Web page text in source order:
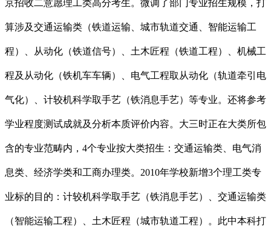
京招收二意愿理工类高分考生。微调了部门专业招生规模，打
算涉及交通运输类（铁道运输、城市轨道交通、智能运输工
程）、从动化（铁道信号）、土木匠程（铁道工程）、机械工
程及从动化（铁机车车辆）、电气工程取从动化（轨道牵引电
气化）、计较机科学取手艺（铁消息手艺）等专业。还将参考
学业程度测试成就及分析本质评价内容。大三时正在大类所包
含的专业范畴内，4个专业按大类招生：交通运输类、电气消
息类、经济学类和工商办理类。2010年学校新增3个理工类专
业标的目的：计较机科学取手艺（铁消息手艺）、交通运输类
（智能运输工程）、土木匠程（城市轨道工程）。此中本科打